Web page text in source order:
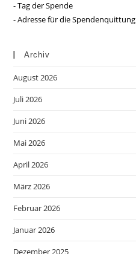
- Tag der Spende
- Adresse für die Spendenquittung
Archiv
August 2026
Juli 2026
Juni 2026
Mai 2026
April 2026
März 2026
Februar 2026
Januar 2026
Dezember 2025